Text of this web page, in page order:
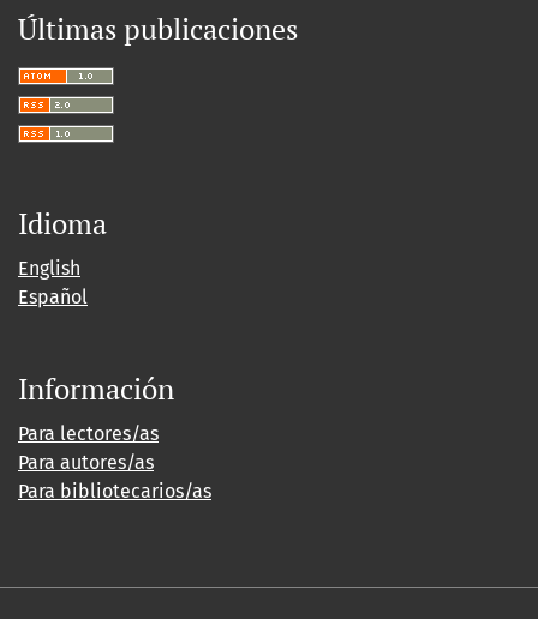
Últimas publicaciones
Idioma
English
Español
Información
Para lectores/as
Para autores/as
Para bibliotecarios/as